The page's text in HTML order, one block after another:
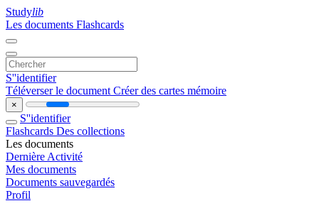
Studylib
Les documents Flashcards
S''identifier
Téléverser le document Créer des cartes mémoire
×
S''identifier
Flashcards Des collections
Les documents
Dernière Activité
Mes documents
Documents sauvegardés
Profil